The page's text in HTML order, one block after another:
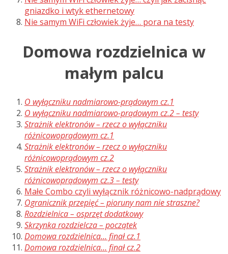
gniazdko i wtyk ethernetowy
Nie samym WiFi człowiek żyje… pora na testy
Domowa rozdzielnica w
małym palcu
O wyłączniku nadmiarowo-prądowym cz.1
O wyłączniku nadmiarowo-prądowym cz.2 – testy
Strażnik elektronów – rzecz o wyłączniku
różnicowoprądowym cz.1
Strażnik elektronów – rzecz o wyłączniku
różnicowoprądowym cz.2
Strażnik elektronów – rzecz o wyłączniku
różnicowoprądowym cz.3 – testy
Małe Combo czyli wyłącznik różnicowo-nadprądowy
Ogranicznik przepięć – pioruny nam nie straszne?
Rozdzielnica – osprzęt dodatkowy
Skrzynka rozdzielcza – początek
Domowa rozdzielnica… finał cz.1
Domowa rozdzielnica… finał cz.2